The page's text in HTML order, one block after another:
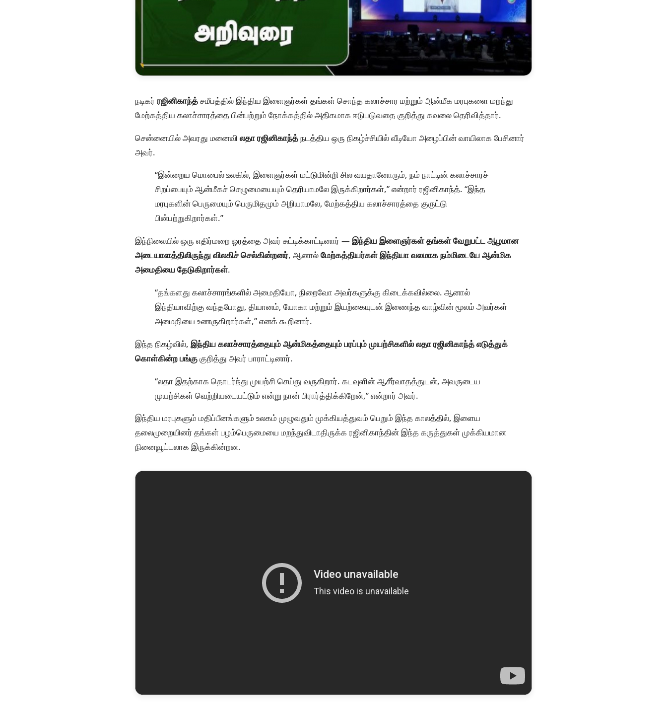
நடிகர் ரஜினிகாந்த்சமீபத்தில் இந்திய இளைஞர்கள் தங்கள் சொந்த கலாச்சார மற்றும் ஆன்மீக மரபுகளை மறந்து
மேற்கத்திய கலாச்சாரத்தை பின்பற்றும் நோக்கத்தில் அதிகமாக ஈடுபடுவதை குறித்து கவலை தெரிவித்தார்.
சென்னையில் அவரது மனைவி லதா ரஜினிகாந்த்நடத்திய ஒரு நிகழ்ச்சியில் வீடியோ அழைப்பின் வாயிலாக பேசினார்
அவர்.
“இன்றைய மொபைல் உலகில், இளைஞர்கள் மட்டுமின்றி சில வயதானோரும், நம் நாட்டின் கலாச்சாரச்
சிறப்பையும் ஆன்மீகச் செழுமையையும் தெரியாமலே இருக்கிறார்கள்,” என்றார் ரஜினிகாந்த். “இந்த
மரபுகளின் பெருமையும் பெருமிதமும் அறியாமலே, மேற்கத்திய கலாச்சாரத்தை குருட்டு
பின்பற்றுகிறார்கள்.”
இந்நிலையில் ஒரு எதிர்மறை ஓரத்தை அவர் சுட்டிக்காட்டினார் —இந்திய இளைஞர்கள் தங்கள் வேறுபட்ட ஆழமான
அடையாளத்திலிருந்து விலகிச் செல்கின்றனர், ஆனால்மேற்கத்தியர்கள் இந்தியா வலமாக நம்மிடையே ஆன்மிக
அமைதியை தேடுகிறார்கள்.
“தங்களது கலாச்சாரங்களில் அமைதியோ, நிறைவோ அவர்களுக்கு கிடைக்கவில்லை. ஆனால்
இந்தியாவிற்கு வந்தபோது, தியானம், யோகா மற்றும் இயற்கையுடன் இணைந்த வாழ்வின் மூலம் அவர்கள்
அமைதியை உணருகிறார்கள்,” எனக் கூறினார்.
இந்த நிகழ்வில், இந்திய கலாச்சாரத்தையும் ஆன்மிகத்தையும் பரப்பும் முயற்சிகளில் லதா ரஜினிகாந்த் எடுத்துக்
கொள்கின்ற பங்குகுறித்து அவர் பாராட்டினார்.
“லதா இதற்காக தொடர்ந்து முயற்சி செய்து வருகிறார். கடவுளின் ஆசீர்வாதத்துடன், அவருடைய
முயற்சிகள் வெற்றியடையட்டும் என்று நான் பிரார்த்திக்கிறேன்,” என்றார் அவர்.
இந்திய மரபுகளும் மதிப்பீனங்களும் உலகம் முழுவதும் முக்கியத்துவம் பெறும் இந்த காலத்தில், இளைய
தலைமுறையினர் தங்கள் பழம்பெருமையை மறந்துவிடாதிருக்க ரஜினிகாந்தின் இந்த கருத்துகள் முக்கியமான
நினைவூட்டலாக இருக்கின்றன.